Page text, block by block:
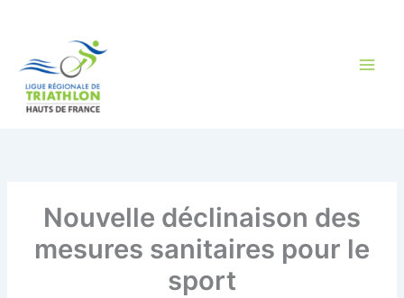
Nouvelle déclinaison des
mesures sanitaires pour le
sport